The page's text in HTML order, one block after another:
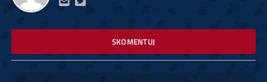
SKOMENTUJ